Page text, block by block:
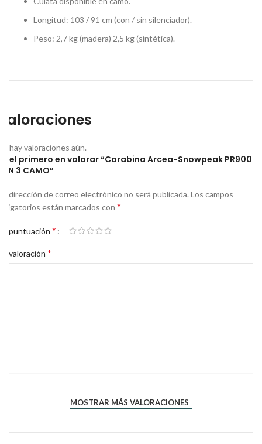
Longitud: 103 / 91 cm (con / sin silenciador).
Peso: 2,7 kg (madera) 2,5 kg (sintética).
hay valoraciones aún.
el primero en valorar “Carabina Arcea-Snowpeak PR900
3 CAMO”
dirección de correo electrónico no será publicada.Los campos
están marcados con *
puntuación *
valoración *
MOSTRAR MÁS VALORACIONES